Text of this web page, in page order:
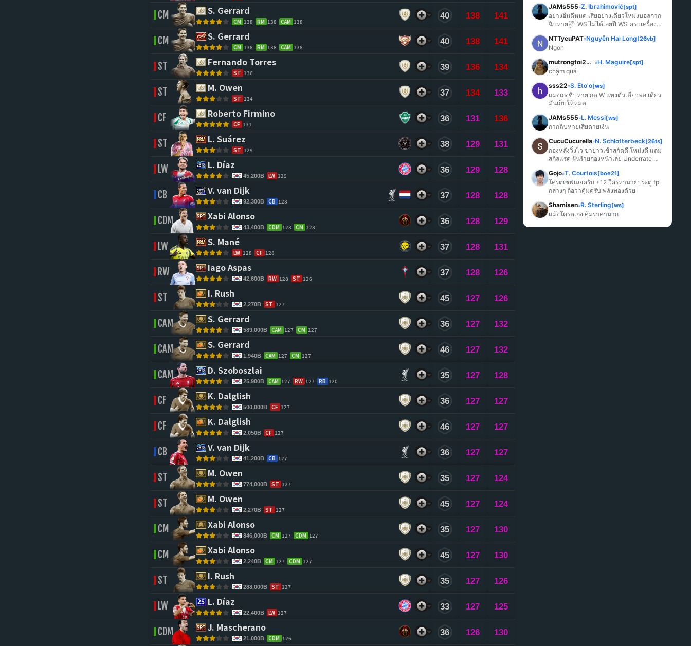
CM S. Gerrard
CM 138 RM 138 CAM 138
40 138 141
CM S. Gerrard
CM 138 RM 138 CAM 138
40 138 141
ST Fernando Torres
ST 136
39 136 134
ST M. Owen
ST 134
37 134 133
CF Roberto Firmino
CF 131
36 131 136
ST L. Suárez
ST 129
38 129 131
LW L. Díaz
45,200B LW 129
36 129 128
CB V. van Dijk
92,300B CB 128
37 128 128
CDM Xabi Alonso
43,400B CDM 128 CM 128
36 128 129
LW S. Mané
LW 128 CF 128
37 128 131
RW Iago Aspas
42,600B RW 128 ST 126
37 128 126
ST I. Rush
2,270B ST 127
45 127 126
CAM S. Gerrard
589,000B CAM 127 CM 127
36 127 132
CAM S. Gerrard
1,940B CAM 127 CM 127
46 127 132
CAM D. Szoboszlai
25,900B CAM 127 RW 127 RB 120
35 127 128
CF K. Dalglish
500,000B CF 127
36 127 127
CF K. Dalglish
2,050B CF 127
46 127 127
CB V. van Dijk
41,200B CB 127
36 127 127
ST M. Owen
774,000B ST 127
35 127 124
ST M. Owen
2,270B ST 127
45 127 124
CM Xabi Alonso
846,000B CM 127 CDM 127
35 127 130
CM Xabi Alonso
2,240B CM 127 CDM 127
45 127 130
ST I. Rush
288,000B ST 127
35 127 126
LW L. Díaz
22,400B LW 127
33 127 125
CDM J. Mascherano
21,000B CDM 126
36 126 130
JAMs555»Z. Ibrahimović[spt]
อย่างอื่นดีหมด เสียอย่างเดียวโหม่งบอลกาก
ฉิบหายสู้ปี WS ไม่ได้เลยปี WS ครบเครื่อง
NTTyeuPAT»Nguyễn Hai Long[26vb]
Ngon
mutrongtoi2027
»H. Maguire[spt]
chậm quá
sss22»S. Eto'o[ws]
แม่งเก่งชิปหาย กด W แทงตัวเดียวพอ เดี๋ยว
มันเก็บให้หมด
JAMs555»L. Messi[ws]
กากฉิบหายเสียดายเงิน
CucuCucurella»N. Schlotterbeck[26ts]
กองหลังวิ่งไว ขายาวเข้าสกัดดี โหม่งดี แถม
สกิลแรด ฝันร้ายกองหน้าเลย Underrate
Gojo»T. Courtois[boe21]
โครตเซฟเลยครับ +12 ใครหานายประตู fp
กลางๆ ถือว่าคุ้มครับ พลังทองด้วย
Shamisen»R. Sterling[ws]
แม้งโครตเก่ง คุ้มราคามาก